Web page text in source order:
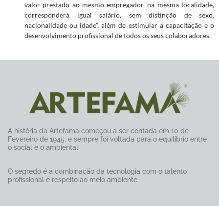
valor prestado ao mesmo empregador, na mesma localidade,
corresponderá igual salário, sem distinção de sexo,
nacionalidade ou idade”, além de estimular a capacitação e o
desenvolvimento profissional de todos os seus colaboradores.
A história da Artefama começou a ser contada em 10 de
Fevereiro de 1945, e sempre foi voltada para o equilíbrio entre
o social e o ambiental.
O segredo é a combinação da tecnologia com o talento
profissional e respeito ao meio ambiente.